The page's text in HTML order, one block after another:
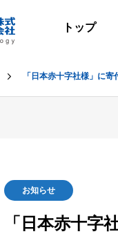
トップ
「日本赤十字社様」に寄
お知らせ
「日本赤十字